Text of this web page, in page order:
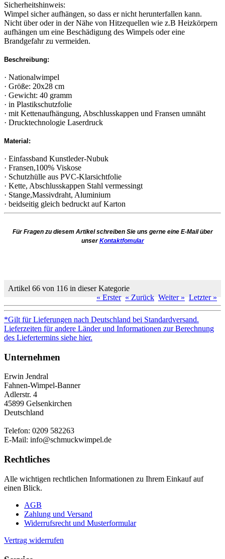
Sicherheitshinweis:
Wimpel sicher aufhängen, so dass er nicht herunterfallen kann.
Nicht über oder in der Nähe von Hitzequellen wie z.B Heizkörpern
aufhängen um eine Beschädigung des Wimpels oder eine
Brandgefahr zu vermeiden.
Beschreibung:
· Nationalwimpel
· Größe: 20x28 cm
· Gewicht: 40 gramm
· in Plastikschutzfolie
· mit Kettenaufhängung, Abschlusskappen und Fransen umnäht
· Drucktechnologie Laserdruck
Material:
· Einfassband Kunstleder-Nubuk
· Fransen,100% Viskose
· Schutzhülle aus PVC-Klarsichtfolie
· Kette, Abschlusskappen Stahl vermessingt
· Stange,Massivdraht, Aluminium
· beidseitig gleich bedruckt auf Karton
Für Fragen zu diesem Artikel schreiben Sie uns gerne eine E-Mail über
unserKontaktfomular
Artikel 66 von 116 in dieser Kategorie
« Erster « Zurück Weiter » Letzter »
*Gilt für Lieferungen nach Deutschland bei Standardversand.
Lieferzeiten für andere Länder und Informationen zur Berechnung
des Liefertermins siehe hier.
Unternehmen
Erwin Jendral
Fahnen-Wimpel-Banner
Adlerstr. 4
45899 Gelsenkirchen
Deutschland
Telefon: 0209 582263
E-Mail: info@schmuckwimpel.de
Rechtliches
Alle wichtigen rechtlichen Informationen zu Ihrem Einkauf auf
einen Blick.
AGB
Zahlung und Versand
Widerrufsrecht und Musterformular
Vertrag widerrufen